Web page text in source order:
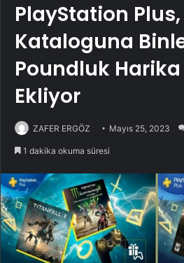
PlayStation Plus,
Kataloguna
Poundluk
Ekliyor
ZAFER ERGÖZ Mayıs 25, 2023
1 dakika okuma süresi